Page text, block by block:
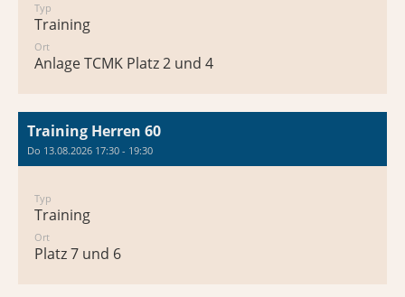
Typ
Training
Ort
Anlage TCMK Platz 2 und 4
Training Herren 60
Do 13.08.2026 17:30 - 19:30
Typ
Training
Ort
Platz 7 und 6